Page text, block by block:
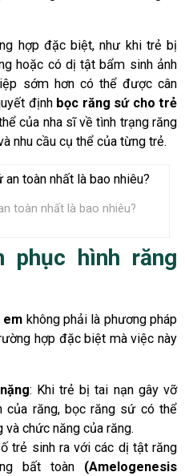
hợp đặc biệt, như khi trẻ bị
hoặc có dị tật bẩm sinh ảnh
sớm hơn có thể được cân
định bọc răng sứ cho trẻ
của nha sĩ về tình trạng răng
nhu cầu cụ thể của từng trẻ.
toàn nhất là bao nhiêu?
phục hình răng
em không phải là phương pháp
hợp đặc biệt mà việc này
: Khi trẻ bị tai nạn gây vỡ
của răng, bọc răng sứ có thể
và chức năng của răng.
trẻ sinh ra với các dị tật răng
bất toàn (Amelogenesis